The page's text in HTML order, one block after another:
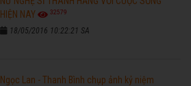
HIỆN NAY
32579
18/05/2016 10:22:21 SA
Ngọc Lan - Thanh Bình chụp ảnh kỷ niệm